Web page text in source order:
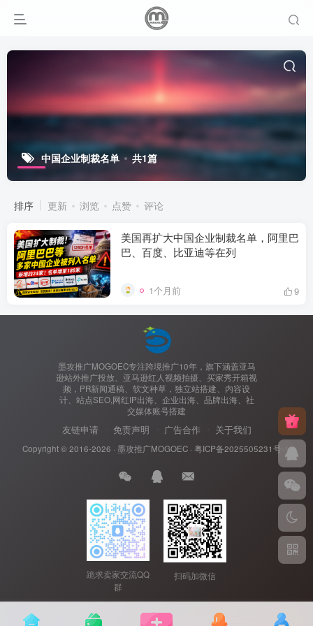
中国企业制裁名单 共1篇
排序 更新 浏览 点赞 评论
美国再扩大中国企业制裁名单，阿里巴
巴、百度、比亚迪等在列
1个月前 9
墨攻推广MOGOEC专注跨境推广10年，旗下涵盖亚马
逊站外推广投放、亚马逊红人视频拍摄、买家秀开箱视
频，PR新闻通稿、软文种草，独立站搭建、内容设
计、站点SEO,网红IP出海、企业出海、品牌出海、社
交媒体账号搭建
友链申请 免责声明 广告合作 关于我们
Copyright © 2016-2026 · 墨攻推广MOGOEC· 粤ICP备2025505231号-1.
跪求卖家交流QQ
群
扫码加微信